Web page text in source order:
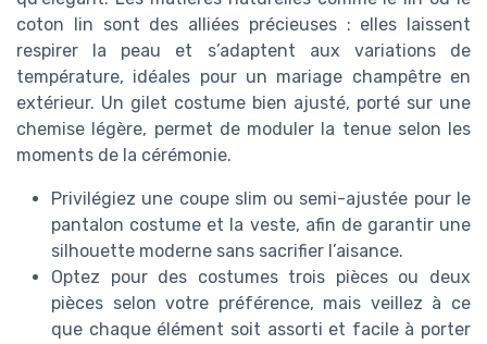
coton lin sont des alliées précieuses : elles laissent
respirer la peau et s’adaptent aux variations de
température, idéales pour un mariage champêtre en
extérieur. Un gilet costume bien ajusté, porté sur une
chemise légère, permet de moduler la tenue selon les
moments de la cérémonie.
Privilégiez une coupe slim ou semi-ajustée pour le
pantalon costume et la veste, afin de garantir une
silhouette moderne sans sacrifier l’aisance.
Optez pour des costumes trois pièces ou deux
pièces selon votre préférence, mais veillez à ce
que chaque élément soit assorti et facile à porter